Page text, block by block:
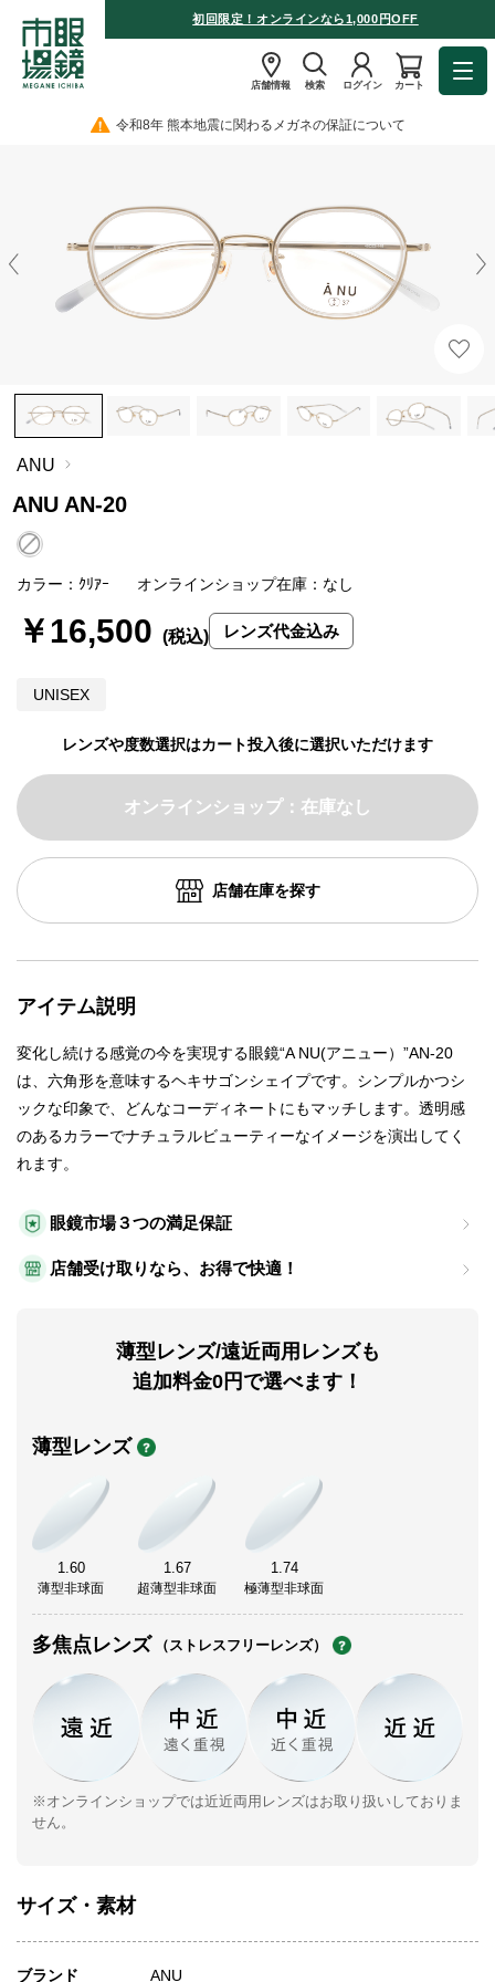
初回限定！オンラインなら1,000円OFF
店舗情報 検索 ログイン カート
令和8年 熊本地震に関わるメガネの保証について
ANU
ANU AN-20
UNISEX
カラー：ｸﾘｱｰ オンラインショップ在庫：なし
レンズや度数選択はカート投入後に選択いただけます
￥16,500 レンズ代金込み
眼鏡市場３つの満足保証
店舗受け取りなら、お得で快適！
薄型レンズ/遠近両用レンズも
追加料金0円で選べます！
薄型レンズ
1.60
薄型非球面
1.67
超薄型非球面
1.74
極薄型非球面
多焦点レンズ （ストレスフリーレンズ）
※オンラインショップでは近近両用レンズはお取り扱いしておりま
せん。
オンラインショップ：在庫なし
店舗在庫を探す
アイテム説明
変化し続ける感覚の今を実現する眼鏡“A NU(アニュー）”AN-20
は、六角形を意味するヘキサゴンシェイプです。シンプルかつシ
ックな印象で、どんなコーディネートにもマッチします。透明感
のあるカラーでナチュラルビューティーなイメージを演出してく
れます。
サイズ・素材
ブランド ANU